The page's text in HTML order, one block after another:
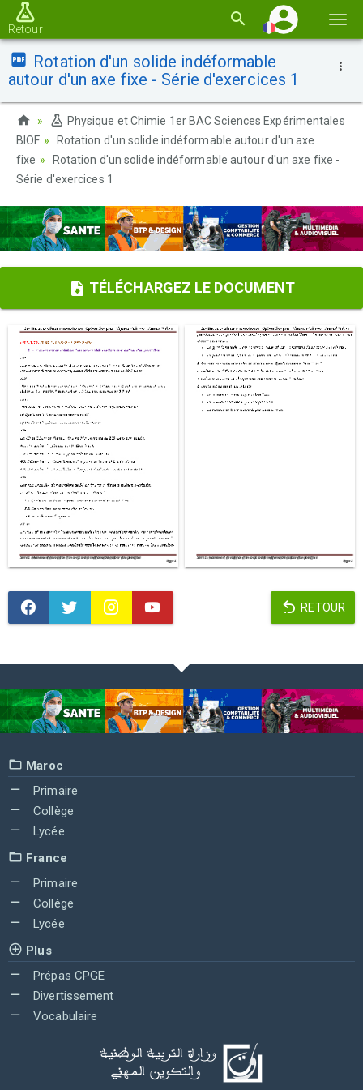
la
Retour
Rotation d'un solide indéformable
autour d'un axe fixe - Série d'exercices 1
Physique et Chimie 1er BAC Sciences Expérimentales
BIOF
Rotation d'un solide indéformable autour d'un axe
fixe
Rotation d'un solide indéformable autour d'un axe fixe -
Série d'exercices 1
TÉLÉCHARGEZ LE DOCUMENT
RETOUR
Maroc
Primaire
Collège
Lycée
France
Primaire
Collège
Lycée
Plus
Prépas CPGE
Divertissement
Vocabulaire